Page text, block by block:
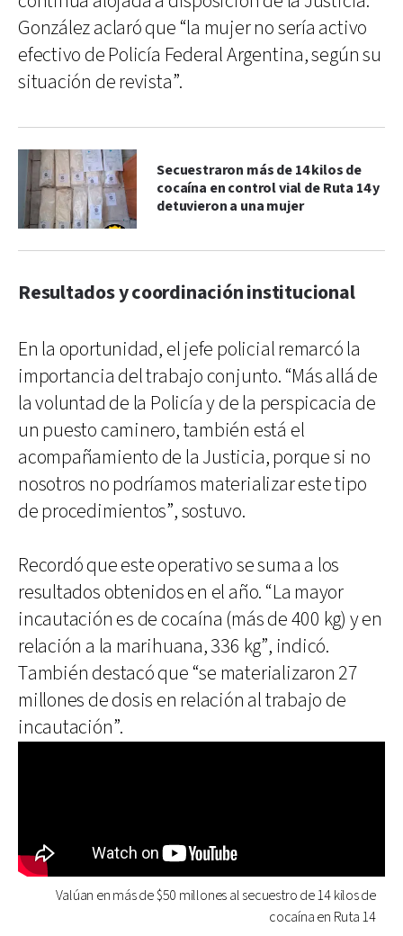
González aclaró que “la mujer no sería activo
efectivo de Policía Federal Argentina, según su
situación de revista”.
Secuestraron más de 14 kilos de
cocaína en control vial de Ruta 14 y
detuvieron a una mujer
Resultados y coordinación institucional
En la oportunidad, el jefe policial remarcó la
importancia del trabajo conjunto. “Más allá de
la voluntad de la Policía y de la perspicacia de
un puesto caminero, también está el
acompañamiento de la Justicia, porque si no
nosotros no podríamos materializar este tipo
de procedimientos”, sostuvo.
Recordó que este operativo se suma a los
resultados obtenidos en el año. “La mayor
incautación es de cocaína (más de 400 kg) y en
relación a la marihuana, 336 kg”, indicó.
También destacó que “se materializaron 27
millones de dosis en relación al trabajo de
incautación”.
Valúan en más de $50 millones al secuestro de 14 kilos de
cocaína en Ruta 14